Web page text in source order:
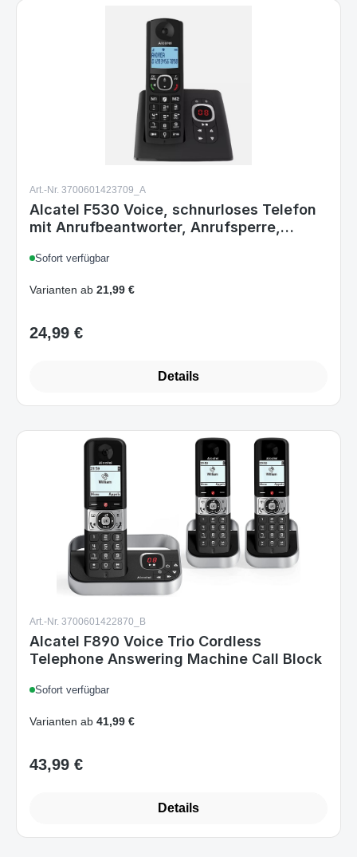
Art.-Nr. 3700601423709_A
Alcatel F530 Voice, schnurloses Telefon
mit Anrufbeantworter, Anrufsperre,
Freisprecheinrichtung und zwei
Direktspeichern Schwarz
Sofort verfügbar
Varianten ab 21,99 €
Regulärer Preis:
24,99 €
Details
Art.-Nr. 3700601422870_B
Alcatel F890 Voice Trio Cordless
Telephone Answering Machine Call Block
Sofort verfügbar
Varianten ab 41,99 €
Regulärer Preis:
43,99 €
Details